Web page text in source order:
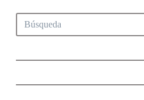
Buscar